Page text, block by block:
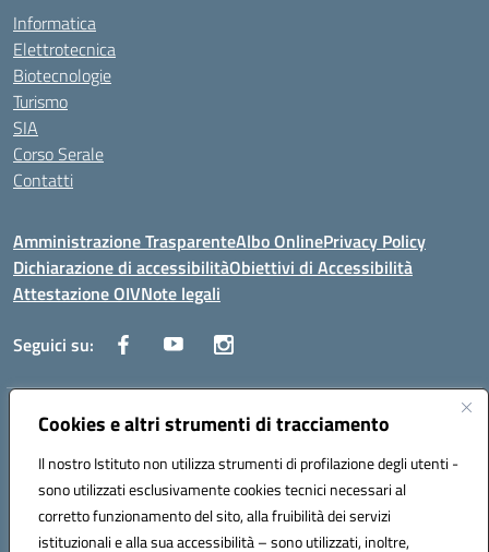
Cookies e altri strumenti di tracciamento
Il nostro Istituto non utilizza strumenti di profilazione degli utenti -
sono utilizzati esclusivamente cookies tecnici necessari al
corretto funzionamento del sito, alla fruibilità dei servizi
istituzionali e alla sua accessibilità – sono utilizzati, inoltre,
Informatica
Elettrotecnica
Biotecnologie
Turismo
SIA
Corso Serale
Contatti
Amministrazione TrasparenteAlbo OnlinePrivacy Policy
Dichiarazione di accessibilitàObiettivi di Accessibilità
Attestazione OIVNote legali
Seguici su:
Indirizzo:Via Cesare Beccaria 70043 MONOPOLI (BA)
Posta elettronica certificata (PEC):batf26000r@pec.istruzione.it
Codice fiscale: 93491310723
Codice meccanografico: BATF26000R